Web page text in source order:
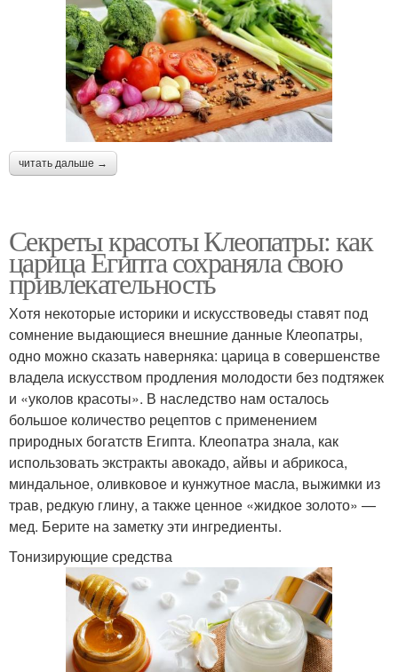
читать дальше →
Секреты красоты Клеопатры: как
царица Египта сохраняла свою
привлекательность
Хотя некоторые историки и искусствоведы ставят под
сомнение выдающиеся внешние данные Клеопатры,
одно можно сказать наверняка: царица в совершенстве
владела искусством продления молодости без подтяжек
и «уколов красоты». В наследство нам осталось
большое количество рецептов с применением
природных богатств Египта. Клеопатра знала, как
использовать экстракты авокадо, айвы и абрикоса,
миндальное, оливковое и кунжутное масла, выжимки из
трав, редкую глину, а также ценное «жидкое золото» —
мед. Берите на заметку эти ингредиенты.
Тонизирующие средства